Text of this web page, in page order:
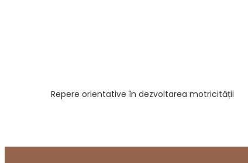
Repere orientative în dezvoltarea motricității